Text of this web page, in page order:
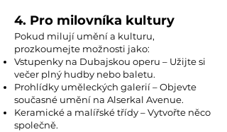
4. Pro milovníka kultury
Pokud milují umění a kulturu,
prozkoumejte možnosti jako:
Vstupenky na Dubajskou operu – Užijte si
večer plný hudby nebo baletu.
Prohlídky uměleckých galerií – Objevte
současné umění na Alserkal Avenue.
Keramické a malířské třídy – Vytvořte něco
společně.